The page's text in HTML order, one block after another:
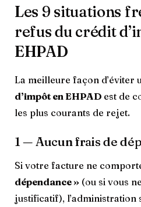
Les 9 situations
refus du crédit
EHPAD
La meilleure façon d’éviter
d’impôt en EHPAD est de
les plus courants de rejet.
1 — Aucun frais de
Si votre facture ne
dépendance » (ou si vous
justificatif), l’administration